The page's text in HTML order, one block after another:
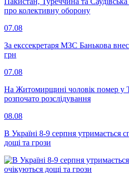
про колективну оборону
07.08
За екссекретаря МЗС Банькова
грн
07.08
На Житомирщині чоловік помер у
розпочато розслідування
08.08
В Україні 8-9 серпня утримається
дощі та грози